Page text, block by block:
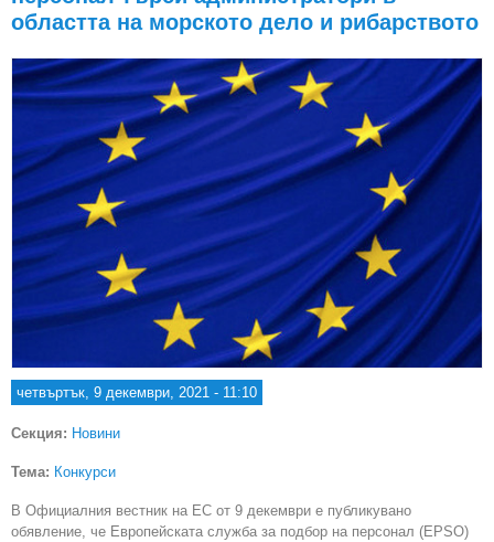
областта на морското дело и рибарството
четвъртък, 9 декември, 2021 - 11:10
Секция: Новини
Тема: Конкурси
В Официалния вестник на ЕС от 9 декември е публикувано
обявление, че Европейската служба за подбор на персонал (EPSO)